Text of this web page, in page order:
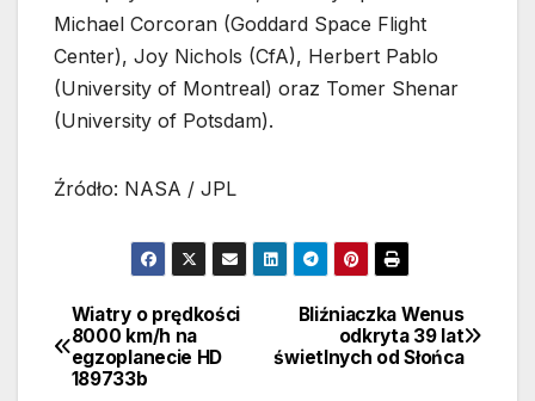
Michael Corcoran (Goddard Space Flight
Center), Joy Nichols (CfA), Herbert Pablo
(University of Montreal) oraz Tomer Shenar
(University of Potsdam).
Źródło: NASA / JPL
Nawigacja
wpisu
Bliźniaczka Wenus
odkryta 39 lat
świetlnych od Słońca
Wiatry o prędkości
8000 km/h na
egzoplanecie HD
189733b